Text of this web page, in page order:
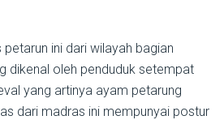
ini dari wilayah bagian
dikenal oleh penduduk setempat
yang artinya ayam petarung
dari madras ini mempunyai postur